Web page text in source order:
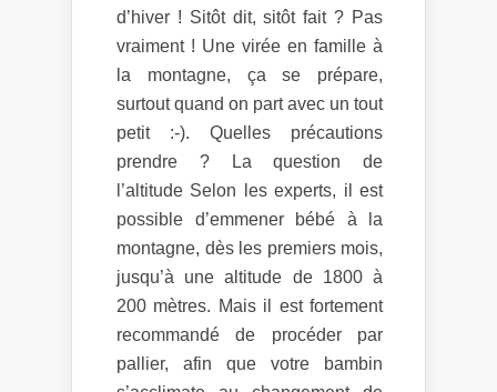
d’hiver ! Sitôt dit, sitôt fait ? Pas
vraiment ! Une virée en famille à
la montagne, ça se prépare,
surtout quand on part avec un tout
petit :-). Quelles précautions
prendre ? La question de
l’altitude Selon les experts, il est
possible d’emmener bébé à la
montagne, dès les premiers mois,
jusqu’à une altitude de 1800 à
200 mètres. Mais il est fortement
recommandé de procéder par
pallier, afin que votre bambin